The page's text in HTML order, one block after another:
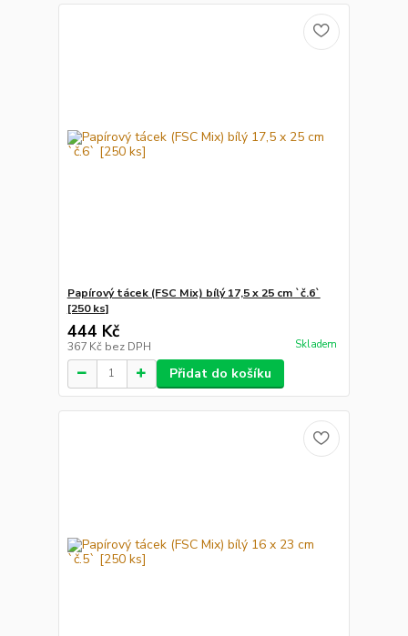
Papírový tácek (FSC Mix) bílý 17,5 x 25 cm `č.6`
[250 ks]
444 Kč
367 Kč bez DPH Skladem
Přidat do košíku